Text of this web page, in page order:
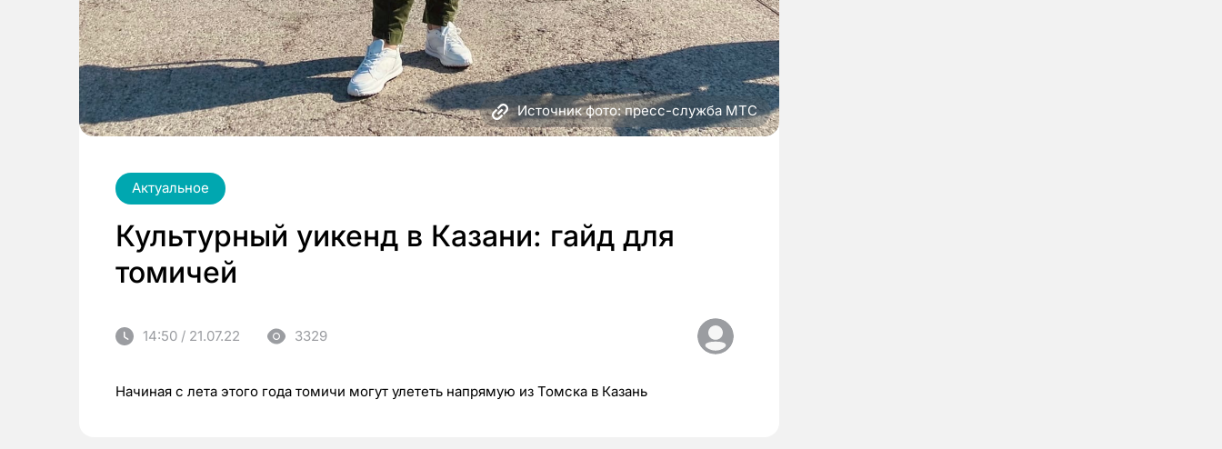
Источник фото: пресс-служба МТС
Актуальное
Культурный уикенд в Казани: гайд для
томичей
14:50 / 21.07.22 3329
Начиная с лета этого года томичи могут улететь напрямую из Томска в Казань